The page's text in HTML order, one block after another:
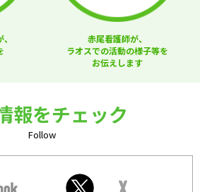
赤尾看護師が、
ラオスでの活動の様子等を
お伝えします
報をチェック
Follow